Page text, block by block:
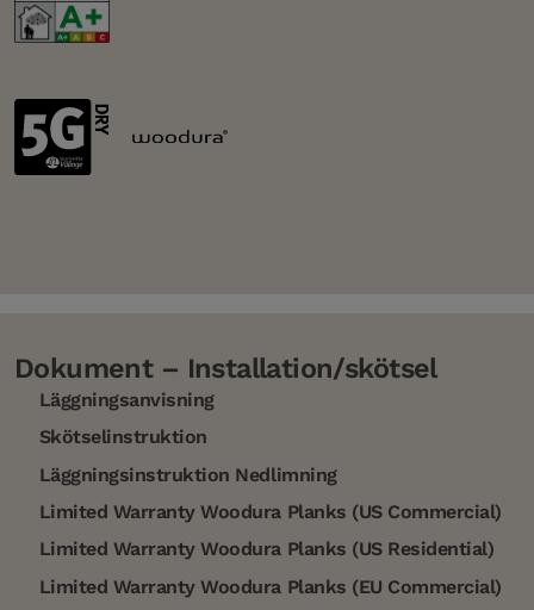
Dokument – Installation/skötsel
Läggningsanvisning
Skötselinstruktion
Läggningsinstruktion Nedlimning
Limited Warranty Woodura Planks (US Commercial)
Limited Warranty Woodura Planks (US Residential)
Limited Warranty Woodura Planks (EU Commercial)